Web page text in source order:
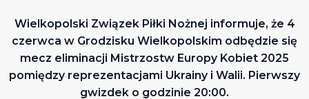
Wielkopolski Związek Piłki Nożnej informuje, że 4
czerwca w Grodzisku Wielkopolskim odbędzie się
mecz eliminacji Mistrzostw Europy Kobiet 2025
pomiędzy reprezentacjami Ukrainy i Walii. Pierwszy
gwizdek o godzinie 20:00.